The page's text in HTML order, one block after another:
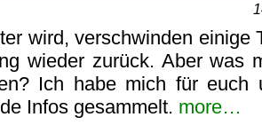
wird, verschwinden einige
wieder zurück. Aber was
Ich habe mich für euch
Infos gesammelt. more…